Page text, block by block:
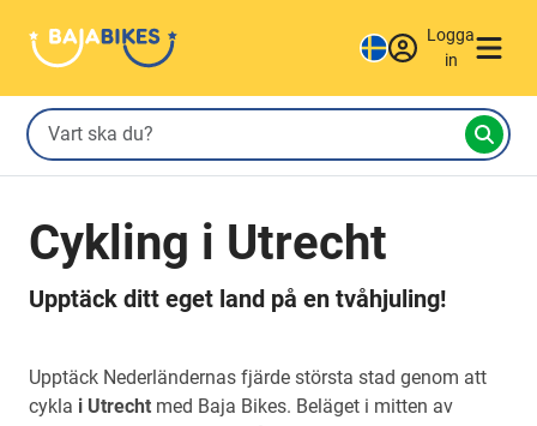
Logga
in
Cykling i Utrecht
Upptäck ditt eget land på en tvåhjuling!
Upptäck Nederländernas fjärde största stad genom att
cykla i Utrecht med Baja Bikes. Beläget i mitten av